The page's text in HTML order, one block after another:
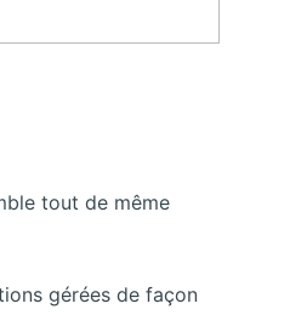
tout de même
gérées de façon